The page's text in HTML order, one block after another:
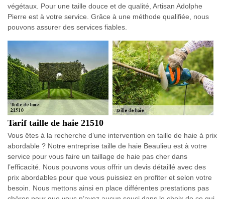
végétaux. Pour une taille douce et de qualité, Artisan Adolphe
Pierre est à votre service. Grâce à une méthode qualifiée, nous
pouvons assurer des services fiables.
Tarif taille de haie 21510
Vous êtes à la recherche d’une intervention en taille de haie à prix
abordable ? Notre entreprise taille de haie Beaulieu est à votre
service pour vous faire un taillage de haie pas cher dans
l’efficacité. Nous pouvons vous offrir un devis détaillé avec des
prix abordables pour que vous puissiez en profiter et selon votre
besoin. Nous mettons ainsi en place différentes prestations pas